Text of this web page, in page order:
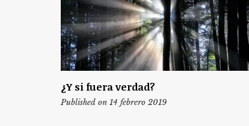
¿Y si fuera verdad?
Published on 14 febrero 2019